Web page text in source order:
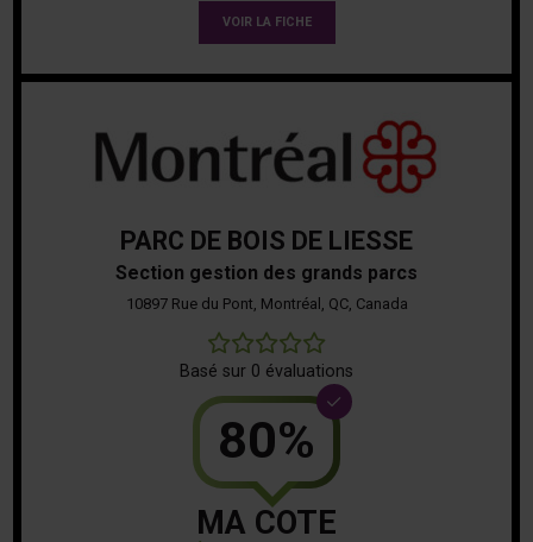
VOIR LA FICHE
PARC DE BOIS DE LIESSE
Section gestion des grands parcs
10897 Rue du Pont, Montréal, QC, Canada
Basé sur 0 évaluations
80%
MA COTE